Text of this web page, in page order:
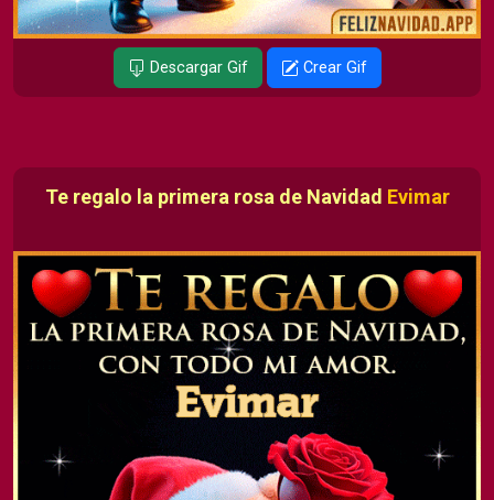
Descargar Gif Crear Gif
Te regalo la primera rosa de Navidad Evimar